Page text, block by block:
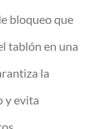
bloqueo que
tablón en una
la
y evita